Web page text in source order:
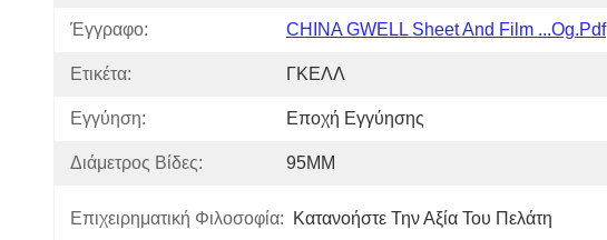
Έγγραφο: CHINA GWELL Sheet And Film ...og.pdf
Ετικέτα: ΓΚΕΛΛ
Εγγύηση: Εποχή Εγγύησης
Διάμετρος Βίδες: 95MM
Επιχειρηματική Φιλοσοφία: Κατανοήστε Την Αξία Του Πελάτη